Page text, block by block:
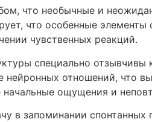
что необычные и
что особенные
чувственных реакций.
специально отзывчивы
отношений, что
начальные ощущения и
в запоминании